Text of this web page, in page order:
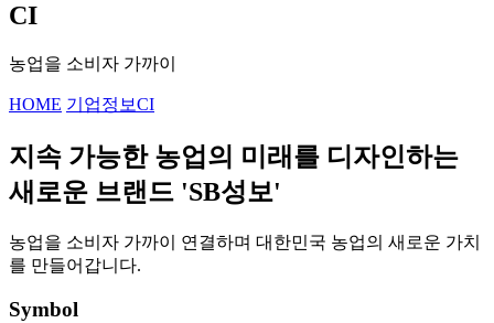
CI
농업을 소비자 가까이
HOME 기업정보CI
지속 가능한 농업의 미래를 디자인하는
새로운 브랜드 'SB성보'
농업을 소비자 가까이 연결하며 대한민국 농업의 새로운 가치
를 만들어갑니다.
Symbol